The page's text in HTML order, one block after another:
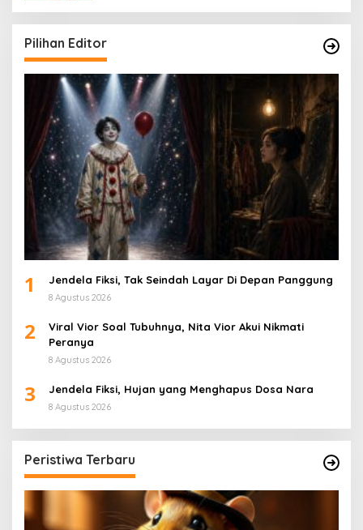
Pilihan Editor
1 Jendela Fiksi, Tak Seindah Layar Di Depan Panggung
8 Agustus 2026
2
Viral Vior Soal Tubuhnya, Nita Vior Akui Nikmati
Peranya
8 Agustus 2026
3 Jendela Fiksi, Hujan yang Menghapus Dosa Nara
8 Agustus 2026
Peristiwa Terbaru